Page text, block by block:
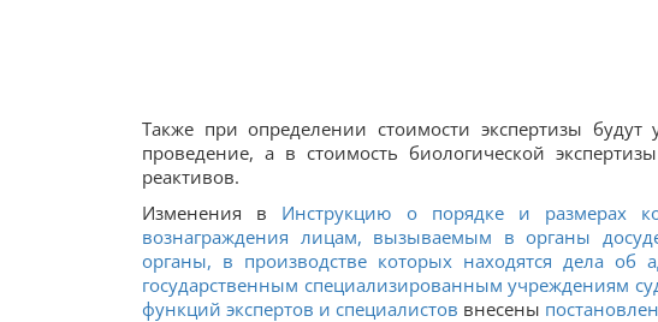
Также при определении стоимости экспертизы
проведение, а в стоимость биологической
реактивов.
Изменения в Инструкцию о порядке и размерах
вознаграждения лицам, вызываемым в органы
органы, в производстве которых находятся дела
государственным специализированным учреждениям
функций экспертов и специалистов внесены